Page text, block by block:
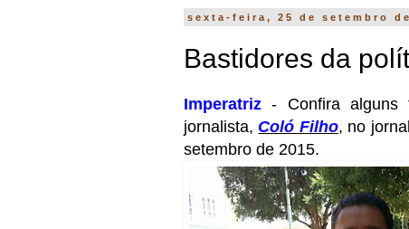
sexta-feira, 25 de setembro de
Bastidores da
Imperatriz - Confira alguns
jornalista, Coló Filho, no
setembro de 2015.